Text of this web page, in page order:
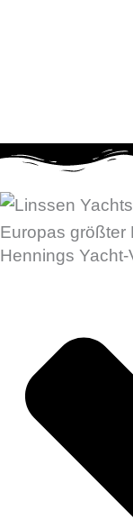
Europas größter
Hennings Yacht-